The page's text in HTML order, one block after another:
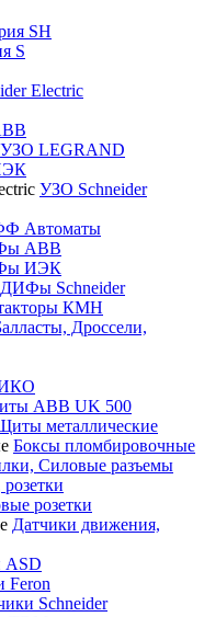
SH
S
Electric
УЗО LEGRAND
УЗО Schneider
Автоматы
ABB
ИЭК
ДИФы Schneider
КМН
Дроссели,
ABB UK 500
металлические
Боксы пломбировочные
Силовые разъемы
розетки
Датчики движения,
ASD
Feron
Schneider